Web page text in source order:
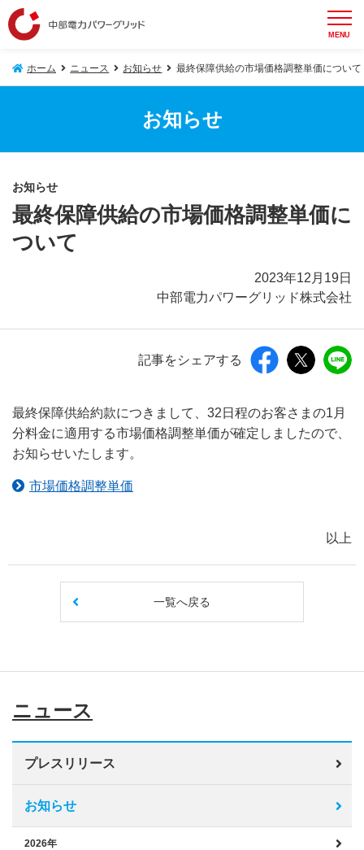
MENU
ホーム ニュース お知らせ 最終保障供給の市場価格調整単価について
お知らせ
お知らせ
最終保障供給の市場価格調整単価に
ついて
2023年12月19日
中部電力パワーグリッド株式会社
記事をシェアする
最終保障供給約款につきまして、32日程のお客さまの1月
分料金に適用する市場価格調整単価が確定しましたので、
お知らせいたします。
市場価格調整単価
以上
一覧へ戻る
ニュース
プレスリリース
お知らせ
2026年